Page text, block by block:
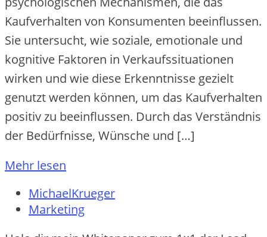
Kaufverhalten von Konsumenten beeinflussen.
Sie untersucht, wie soziale, emotionale und
kognitive Faktoren in Verkaufssituationen
wirken und wie diese Erkenntnisse gezielt
genutzt werden können, um das Kaufverhalten
positiv zu beeinflussen. Durch das Verständnis
der Bedürfnisse, Wünsche und […]
Mehr lesen
MichaelKrueger
Marketing